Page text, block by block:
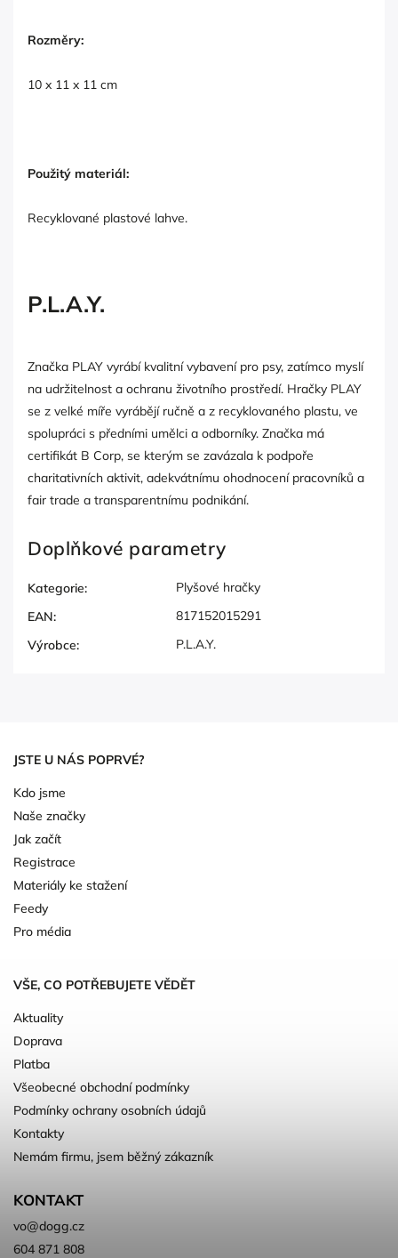
Rozměry:
10 x 11 x 11 cm
Použitý materiál:
Recyklované plastové lahve.
P.L.A.Y.
Značka PLAY vyrábí kvalitní vybavení pro psy, zatímco myslí
na udržitelnost a ochranu životního prostředí. Hračky PLAY
se z velké míře vyrábějí ručně a z recyklovaného plastu, ve
spolupráci s předními umělci a odborníky. Značka má
certifikát B Corp, se kterým se zavázala k podpoře
charitativních aktivit, adekvátnímu ohodnocení pracovníků a
fair trade a transparentnímu podnikání.
Doplňkové parametry
Kategorie:
Plyšové hračky
EAN:
817152015291
Výrobce: P.L.A.Y.
JSTE U NÁS POPRVÉ?
Kdo jsme
Naše značky
Jak začít
Registrace
Materiály ke stažení
Feedy
Pro média
VŠE, CO POTŘEBUJETE VĚDĚT
Aktuality
Doprava
Platba
Všeobecné obchodní podmínky
Podmínky ochrany osobních údajů
Kontakty
Nemám firmu, jsem běžný zákazník
KONTAKT
vo@dogg.cz
604 871 808